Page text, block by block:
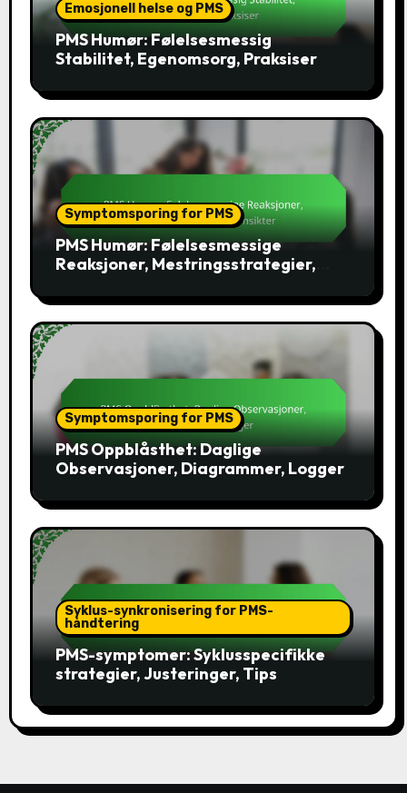
Emosjonell helse og PMS
PMS Humør: Følelsesmessig
Stabilitet, Egenomsorg, Praksiser
Symptomsporing for PMS
PMS Humør: Følelsesmessige
Reaksjoner, Mestringsstrategier,
Symptomsporing for PMS
PMS Oppblåsthet: Daglige
Observasjoner, Diagrammer, Logger
Syklus-synkronisering for PMS-
håndtering
PMS-symptomer: Syklusspecifikke
strategier, Justeringer, Tips